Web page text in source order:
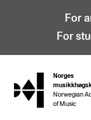
For
For
hjem
Norges
Norwegian
of Music